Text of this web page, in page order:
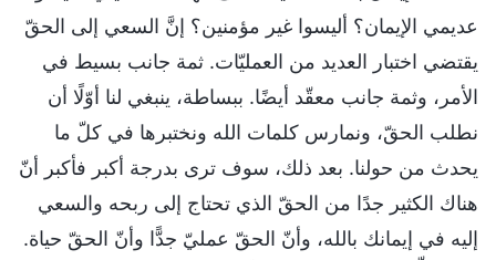
عديمي الإيمان؟ أليسوا غير مؤمنين؟ إنَّ السعي إلى الحقّ
يقتضي اختبار العديد من العمليّات. ثمة جانب بسيط في
الأمر، وثمة جانب معقّد أيضًا. ببساطة، ينبغي لنا أوّلًا أن
نطلب الحقّ، ونمارس كلمات الله ونختبرها في كلّ ما
يحدث من حولنا. بعد ذلك، سوف ترى بدرجة أكبر فأكبر أنّ
هناك الكثير جدًا من الحقّ الذي تحتاج إلى ربحه والسعي
إليه في إيمانك بالله، وأنّ الحقّ عمليّ جدًّا وأنّ الحقّ حياة.